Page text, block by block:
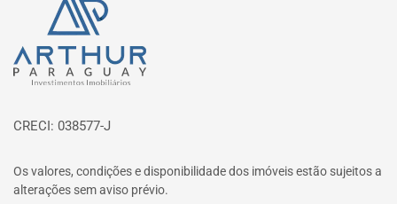
Página inicial
CRECI: 038577-J
Os valores, condições e disponibilidade dos imóveis estão sujeitos a
alterações sem aviso prévio.